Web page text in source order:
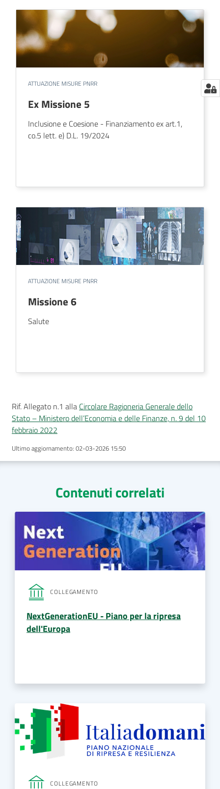
ATTUAZIONE MISURE PNRR
Ex Missione 5
Inclusione e Coesione - Finanziamento ex art.1,
co.5 lett. e) D.L. 19/2024
ATTUAZIONE MISURE PNRR
Missione 6
Salute
Rif. Allegato n.1 alla Circolare Ragioneria Generale dello
Stato – Ministero dell’Economia e delle Finanze, n. 9 del 10
febbraio 2022
Ultimo aggiornamento: 02-03-2026 15:50
Contenuti correlati
COLLEGAMENTO
NextGenerationEU - Piano per la ripresa
dell'Europa
COLLEGAMENTO